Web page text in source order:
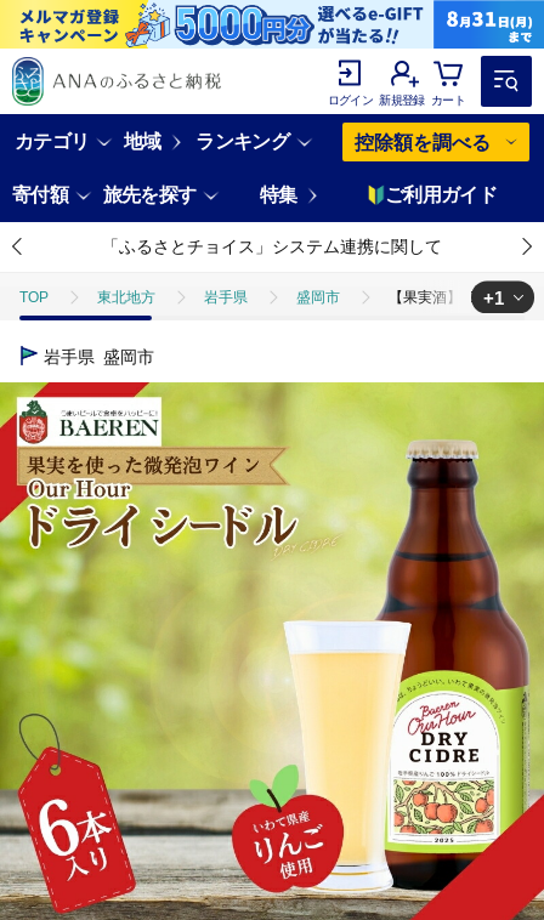
ログイン 新規登録 カート
カテゴリ 地域 ランキング 控除額を調べる
寄付額 旅先を探す 特集 ご利用ガイド
「ふるさとチョイス」システム連携に関して
TOP 東北地方 岩手県 盛岡市 【果実酒】 Our Hour
TOP
+1
岩手県 盛岡市